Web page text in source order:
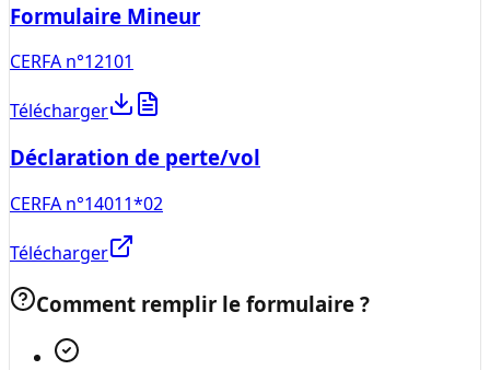
Formulaire Mineur
CERFA n°12101
Télécharger
Déclaration de perte/vol
CERFA n°14011*02
Télécharger
Comment remplir le formulaire ?